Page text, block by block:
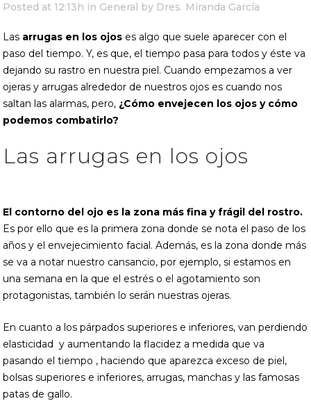
Posted at 12:13h in General by Dres. Miranda García
Las arrugas en los ojos es algo que suele aparecer con el
paso del tiempo. Y, es que, el tiempo pasa para todos y éste va
dejando su rastro en nuestra piel. Cuando empezamos a ver
ojeras y arrugas alrededor de nuestros ojos es cuando nos
saltan las alarmas, pero, ¿Cómo envejecen los ojos y cómo
podemos combatirlo?
Las arrugas en los ojos
El contorno del ojo es la zona más fina y frágil del rostro.
Es por ello que es la primera zona donde se nota el paso de los
años y el envejecimiento facial. Además, es la zona donde más
se va a notar nuestro cansancio, por ejemplo, si estamos en
una semana en la que el estrés o el agotamiento son
protagonistas, también lo serán nuestras ojeras.
En cuanto a los párpados superiores e inferiores, van perdiendo
elasticidad y aumentando la flacidez a medida que va
pasando el tiempo , haciendo que aparezca exceso de piel,
bolsas superiores e inferiores, arrugas, manchas y las famosas
patas de gallo.